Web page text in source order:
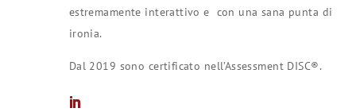
estremamente interattivo e con una sana punta di
ironia.
Dal 2019 sono certificato nell’Assessment DISC®.